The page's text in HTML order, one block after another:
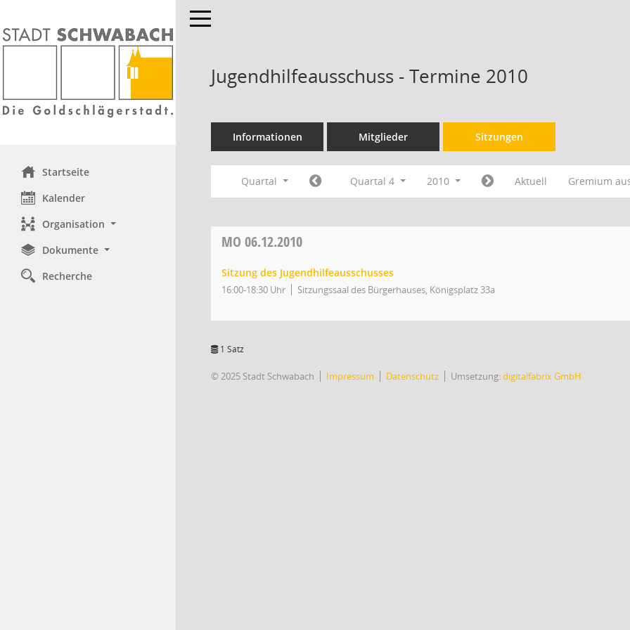
Startseite
Kalender
Organisation
Dokumente
Recherche
Toggle navigation
Jugendhilfeausschuss - Termine 2010
Informationen Mitglieder Sitzungen
Quartal Quartal 4 2010 Aktuell Gremium
MO 06.12.2010
Sitzung des Jugendhilfeausschusses
16:00-18:30 Uhr Sitzungssaal des Bürgerhauses, Königsplatz 33a
1 Satz
© 2025 Stadt Schwabach Impressum Datenschutz Umsetzung:digitalfabrix GmbH